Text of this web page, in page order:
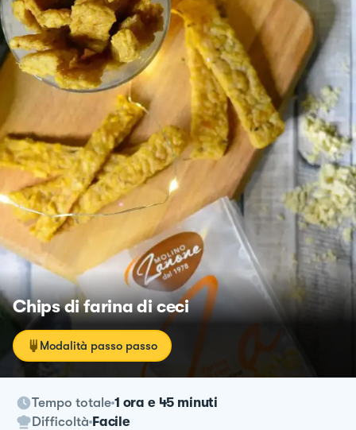
Chips di farina di ceci
Modalità passo passo
Tempo totale 1 ora e 45 minuti
Difficoltà Facile